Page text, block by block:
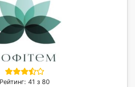
Рейтинг: 41 з 80